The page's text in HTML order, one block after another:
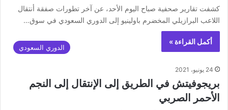
كشفت تقارير صحفية صباح اليوم الأحد، عن آخر تطورات صفقة أنتقال
اللاعب البرازيلي المخضرم باولينيو إلى الدوري السعودي في سوق…
أكمل القراءة »
الدوري السعودي
24 يونيو، 2021
بريجوفيتش في الطريق إلى الإنتقال إلى النجم
الأحمر الصربي